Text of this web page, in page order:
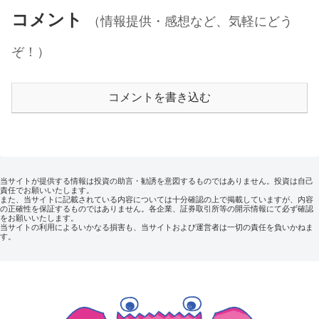
コメント
（情報提供・感想など、気軽にどう
ぞ！）
コメントを書き込む
当サイトが提供する情報は投資の助言・勧誘を意図するものではありません。投資は自己
責任でお願いいたします。
また、当サイトに記載されている内容については十分確認の上で掲載していますが、内容
の正確性を保証するものではありません。各企業、証券取引所等の開示情報にて必ず確認
をお願いいたします。
当サイトの利用によるいかなる損害も、当サイトおよび運営者は一切の責任を負いかねま
す。